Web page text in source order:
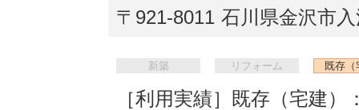
〒921-8011 石川県金沢市
新築 リフォーム 既存（
［利用実績］既存（宅建）